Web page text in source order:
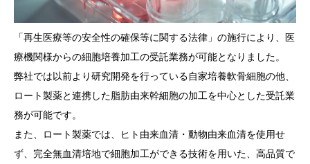
「再生医療等の安全性の確保等に関する法律」の施行により、医
療機関様からの細胞培養加工の受託業務が可能となりました。
弊社では以前より研究開発を行っている自家培養軟骨細胞の他、
ロート製薬と連携した脂肪由来幹細胞の加工を中心とした受託業
務が可能です。
また、ロート製薬では、ヒト由来血清・動物由来血清を使用せ
ず、完全無血清培地で細胞加工ができる技術を用いた、高品質で